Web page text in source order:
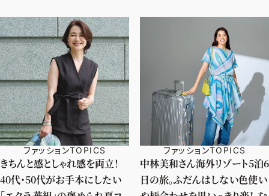
ファッションTOPICS
きちんと感としゃれ感を両立！
40代・50代がお手本にしたい
ファッションTOPICS
中林美和さん海外リゾート5泊6
日の旅。ふだんはしない色使い